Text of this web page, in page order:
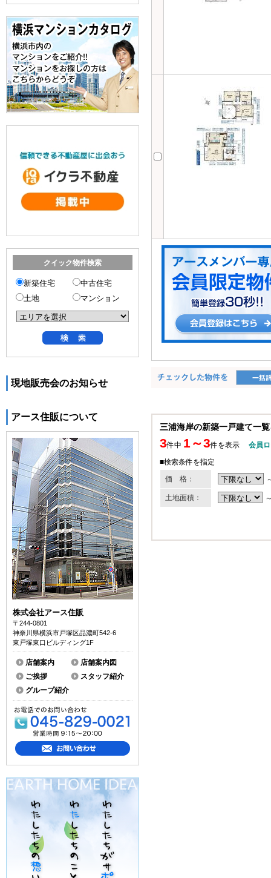
三浦海岸の新築一戸建て一
3件中 1～3件を表示
会員
■検索条件を指定
価 格：
土地面積：
クイック物件検索
新築住宅
中古住宅
土地
マンション
現地販売会のお知らせ
アース住販について
株式会社アース住販
〒244-0801
神奈川県横浜市戸塚区品濃町542-6
東戸塚東口ビルディング1F
店舗案内
店舗案内図
ご挨拶
スタッフ紹介
グループ紹介